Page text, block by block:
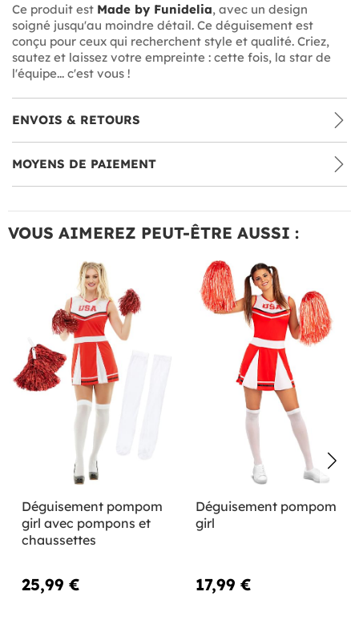
Ce produit est Made by Funidelia, avec un design
soigné jusqu'au moindre détail. Ce déguisement est
conçu pour ceux qui recherchent style et qualité. Criez,
sautez et laissez votre empreinte : cette fois, la star de
l'équipe... c'est vous !
ENVOIS & RETOURS
MOYENS DE PAIEMENT
VOUS AIMEREZ PEUT-ÊTRE AUSSI :
Déguisement pompom
girl avec pompons et
chaussettes
25,99 €
Déguisement pompom
girl
17,99 €